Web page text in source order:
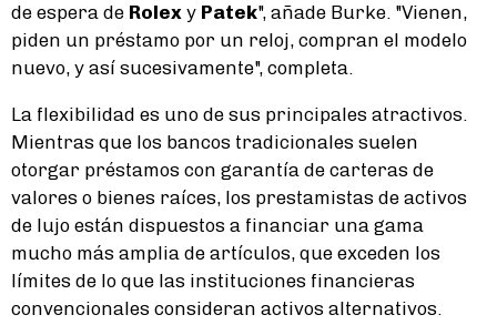
de espera de Rolex y Patek", añade Burke. "Vienen,
piden un préstamo por un reloj, compran el modelo
nuevo, y así sucesivamente", completa.
La flexibilidad es uno de sus principales atractivos.
Mientras que los bancos tradicionales suelen
otorgar préstamos con garantía de carteras de
valores o bienes raíces, los prestamistas de activos
de lujo están dispuestos a financiar una gama
mucho más amplia de artículos, que exceden los
límites de lo que las instituciones financieras
convencionales consideran activos alternativos.